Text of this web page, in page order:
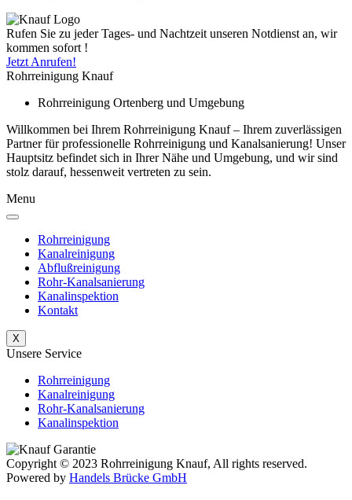
Rufen Sie zu jeder Tages- und Nachtzeit unseren Notdienst an, wir
kommen sofort !
Jetzt Anrufen!
Rohrreinigung Knauf
Rohrreinigung Ortenberg und Umgebung
Willkommen bei Ihrem Rohrreinigung Knauf – Ihrem zuverlässigen
Partner für professionelle Rohrreinigung und Kanalsanierung! Unser
Hauptsitz befindet sich in Ihrer Nähe und Umgebung, und wir sind
stolz darauf, hessenweit vertreten zu sein.
Menu
Rohrreinigung
Kanalreinigung
Abflußreinigung
Rohr-Kanalsanierung
Kanalinspektion
Kontakt
X
Unsere Service
Rohrreinigung
Kanalreinigung
Rohr-Kanalsanierung
Kanalinspektion
Copyright © 2023 Rohrreinigung Knauf, All rights reserved.
Powered by Handels Brücke GmbH